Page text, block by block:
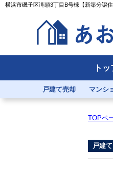
横浜市磯子区滝頭3丁目B号棟【新築分譲
ト
戸建て売却 マンシ
TOPペ
戸建て